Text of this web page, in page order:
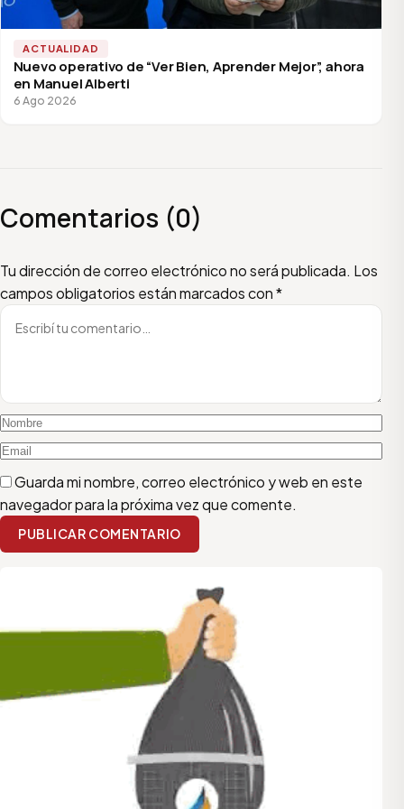
ACTUALIDAD
Nuevo operativo de “Ver Bien, Aprender Mejor”, ahora
en Manuel Alberti
6 Ago 2026
Comentarios (0)
Tu dirección de correo electrónico no será publicada. Los
campos obligatorios están marcados con*
Escribí tu comentario
Nombre
Email
Guarda mi nombre, correo electrónico y web en este
navegador para la próxima vez que comente.
PUBLICAR COMENTARIO